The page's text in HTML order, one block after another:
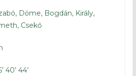
Döme, Bogdán, Király,
Csekő
40’ 44’